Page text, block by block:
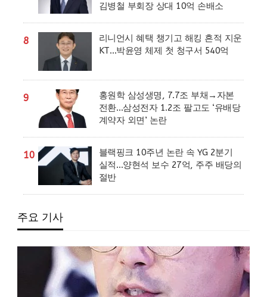
김병철 부회장 상대 10억 손배소
8
리니언시 혜택 챙기고 해킹 흔적 지운
KT…박윤영 체제 첫 청구서 540억
9
홍원학 삼성생명, 7.7조 부채→자본
전환…삼성전자 1.2조 팔고도 ‘유배당
계약자 외면’ 논란
10
블랙핑크 10주년 논란 속 YG 2분기
실적…양현석 보수 27억, 주주 배당의
절반
주요 기사